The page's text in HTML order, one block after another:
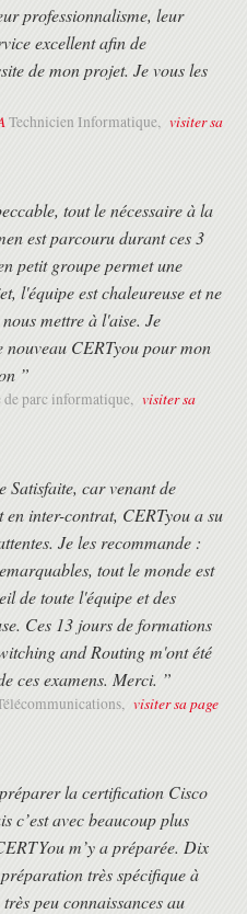
professionnalisme, leur
excellent afin de
de mon projet. Je vous les
Technicien Informatique, visiter sa
tout le nécessaire à la
est parcouru durant ces 3
petit groupe permet une
l'équipe est chaleureuse et ne
mettre à l'aise. Je
nouveau CERTyou pour mon
”
de parc informatique, visiter sa
Satisfaite, car venant de
en inter-contrat, CERTyou a su
Je les recommande :
tout le monde est
de toute l'équipe et des
Ces 13 jours de formations
and Routing m'ont été
ces examens. Merci. ”
visiter sa page
préparer la certification Cisco
c’est avec beaucoup plus
m’y a préparée. Dix
très spécifique à
peu connaissances au